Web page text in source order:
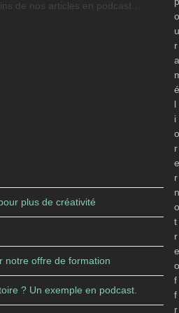
de nos articles en podcast…
plus de créativité
notre offre de formation
? Un exemple en podcast.
o
u
r
a
é
l
i
o
r
e
r
n
o
t
r
e
o
f
f
r